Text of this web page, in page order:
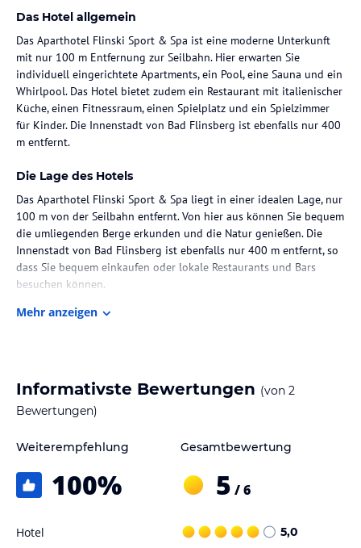
Das Hotel allgemein
Das Aparthotel Flinski Sport & Spa ist eine moderne Unterkunft
mit nur 100 m Entfernung zur Seilbahn. Hier erwarten Sie
individuell eingerichtete Apartments, ein Pool, eine Sauna und ein
Whirlpool. Das Hotel bietet zudem ein Restaurant mit italienischer
Küche, einen Fitnessraum, einen Spielplatz und ein Spielzimmer
für Kinder. Die Innenstadt von Bad Flinsberg ist ebenfalls nur 400
m entfernt.
Die Lage des Hotels
Das Aparthotel Flinski Sport & Spa liegt in einer idealen Lage, nur
100 m von der Seilbahn entfernt. Von hier aus können Sie bequem
die umliegenden Berge erkunden und die Natur genießen. Die
Innenstadt von Bad Flinsberg ist ebenfalls nur 400 m entfernt, so
dass Sie bequem einkaufen oder lokale Restaurants und Bars
besuchen können.
Zimmer / Unterbringung im Hotel
Sitzbereich mit Flachbild-TV und ein eigenes Bad mit Dusche und
Haartrockner. Eine gut ausgestattete Küche oder Küchenzeile ist
zubereiten können.
Gastronomie im Hotel
Im Restaurant des Aparthotels Flinski Sport & Spa können Sie
Zutaten und regionale Produkte verwendet, um Ihnen eine
Mehr anzeigen
Informativste Bewertungen (von 2
Bewertungen)
Weiterempfehlung
100%
Gesamtbewertung
5 / 6
Hotel 5,0